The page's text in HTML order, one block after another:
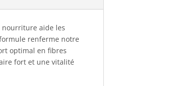
nourriture aide les
renferme notre
optimal en fibres
fort et une vitalité